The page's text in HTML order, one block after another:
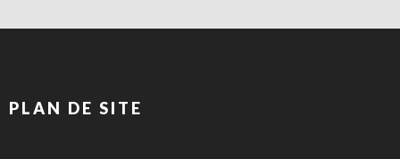
PLAN DE SITE